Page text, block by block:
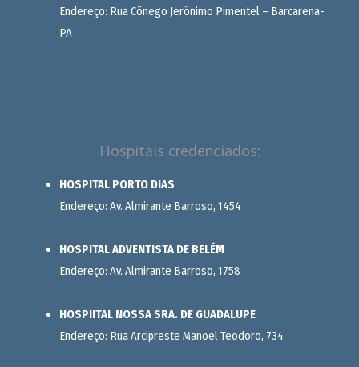
Endereço: Rua Cônego Jerônimo Pimentel – Barcarena-
PA
Hospitais credenciados:
HOSPITAL PORTO DIAS
Endereço: Av. Almirante Barroso, 1454
HOSPITAL ADVENTISTA DE BELÉM
Endereço: Av. Almirante Barroso, 1758
HOSPIITAL NOSSA SRA. DE GUADALUPE
Endereço: Rua Arcipreste Manoel Teodoro, 734